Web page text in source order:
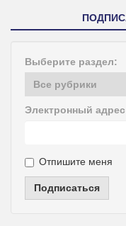
Выберите раздел:
Электронный
Отпишите меня
Подписаться